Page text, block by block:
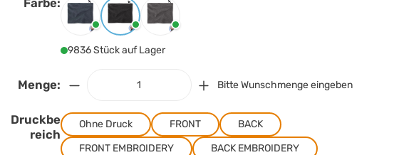
Farbe: Farbeauswählen
MarineblauSchwarzSteingrau
9836 Stück auf Lager
Menge: Bitte Wunschmenge eingeben
Druckbe
reich
Ohne Druck FRONT
BACK
FRONT EMBROIDERY
BACK EMBROIDERY